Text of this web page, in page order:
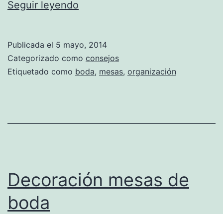
Seguir leyendo
mesas
de
Publicada el 5 mayo, 2014
Categorizado como consejos
Etiquetado como boda, mesas, organización
Decoración mesas de
boda